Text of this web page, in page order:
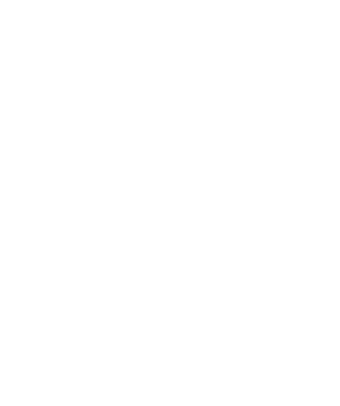
ulaşmada önemli rol oynar.